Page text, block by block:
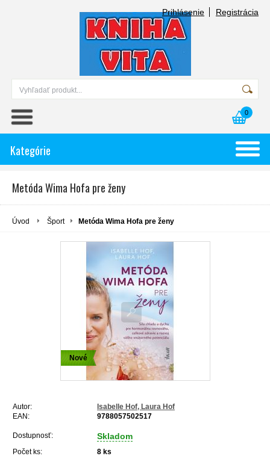
Prihlásenie Registrácia
0
Kategórie
Metóda Wima Hofa pre ženy
Úvod Šport Metóda Wima Hofa pre ženy
Nové
Autor:
Isabelle Hof, Laura Hof
EAN:
9788057502517
Dostupnosť: Skladom
Počet ks: 8 ks